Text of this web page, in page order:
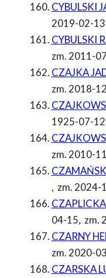
CYBULSKI
2019-02-13
CYBULSKI
zm. 2011-
CZAJKA
zm. 2018-
1925-07-12
zm. 2010-
, zm. 2024-
04-15, zm.
CZARNY
zm. 2020-
CZARSKA